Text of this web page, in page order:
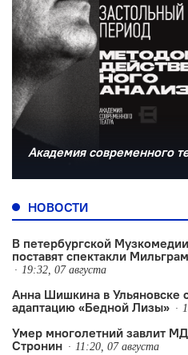
Академия современного
НОВОСТИ
В петербургской
поставят спектакли
19:32, 07 августа
Анна Шишкина в Ульяновске
адаптацию «Бедной Лизы»
Умер многолетний завлит
Стронин
11:20, 07 августа